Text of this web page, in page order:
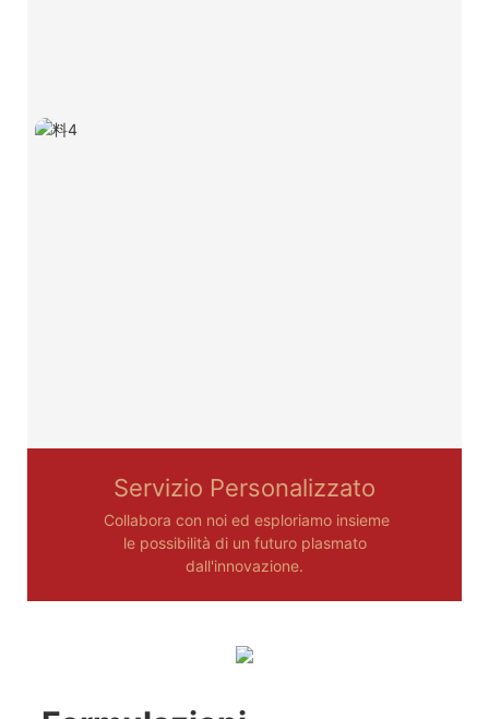
Servizio Personalizzato
Collabora con noi ed esploriamo insieme
le possibilità di un futuro plasmato
dall'innovazione.